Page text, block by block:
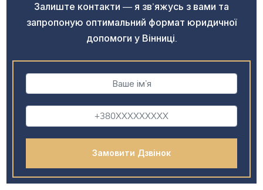
Залиште контакти — я зв’яжусь з вами та
запропоную оптимальний формат юридичної
допомоги у Вінниці.